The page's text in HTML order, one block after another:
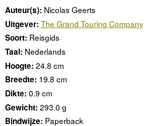
Auteur(s): Nicolas Geerts
Uitgever: The Grand Touring Company
Soort: Reisgids
Taal: Nederlands
Hoogte: 24.8 cm
Breedte: 19.8 cm
Dikte: 0.9 cm
Gewicht: 293.0 g
Bindwijze: Paperback